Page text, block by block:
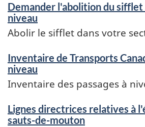
Demander l'abolition du sifflet
niveau
Abolir le sifflet dans votre
Inventaire de Transports
niveau
Inventaire des passages à
Lignes directrices relatives à
sauts-de-mouton